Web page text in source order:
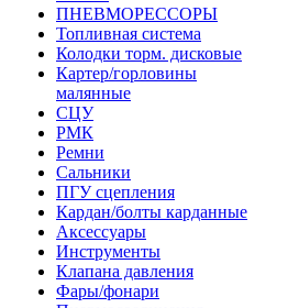
ПНЕВМОРЕССОРЫ
Топливная система
Колодки торм. дисковые
Картер/горловины
малянные
СЦУ
РМК
Ремни
Сальники
ПГУ сцепления
Кардан/болты карданные
Аксессуары
Инструменты
Клапана давления
Фары/фонари